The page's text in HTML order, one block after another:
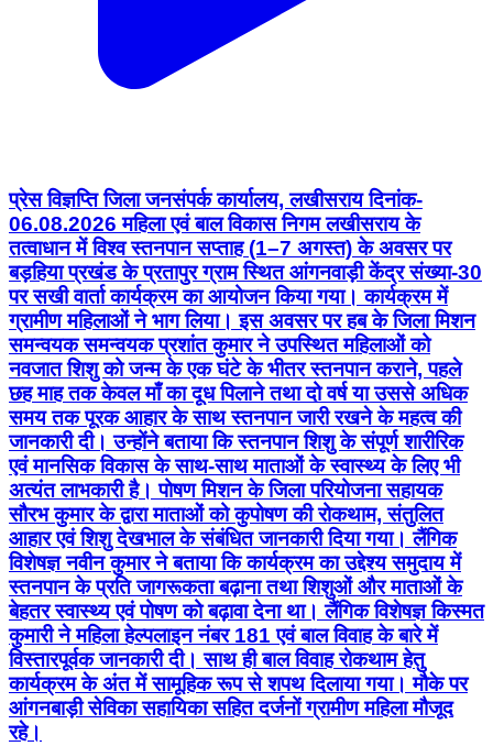
प्रेस विज्ञप्ति जिला जनसंपर्क कार्यालय, लखीसराय दिनांक-
06.08.2026 महिला एवं बाल विकास निगम लखीसराय के
तत्वाधान में विश्व स्तनपान सप्ताह (1–7 अगस्त) के अवसर पर
बड़हिया प्रखंड के प्रतापुर ग्राम स्थित आंगनवाड़ी केंद्र संख्या-30
पर सखी वार्ता कार्यक्रम का आयोजन किया गया। कार्यक्रम में
ग्रामीण महिलाओं ने भाग लिया। इस अवसर पर हब के जिला मिशन
समन्वयक समन्वयक प्रशांत कुमार ने उपस्थित महिलाओं को
नवजात शिशु को जन्म के एक घंटे के भीतर स्तनपान कराने, पहले
छह माह तक केवल माँ का दूध पिलाने तथा दो वर्ष या उससे अधिक
समय तक पूरक आहार के साथ स्तनपान जारी रखने के महत्व की
जानकारी दी। उन्होंने बताया कि स्तनपान शिशु के संपूर्ण शारीरिक
एवं मानसिक विकास के साथ-साथ माताओं के स्वास्थ्य के लिए भी
अत्यंत लाभकारी है। पोषण मिशन के जिला परियोजना सहायक
सौरभ कुमार के द्वारा माताओं को कुपोषण की रोकथाम, संतुलित
आहार एवं शिशु देखभाल के संबंधित जानकारी दिया गया। लैंगिक
विशेषज्ञ नवीन कुमार ने बताया कि कार्यक्रम का उद्देश्य समुदाय में
स्तनपान के प्रति जागरूकता बढ़ाना तथा शिशुओं और माताओं के
बेहतर स्वास्थ्य एवं पोषण को बढ़ावा देना था। लैंगिक विशेषज्ञ किस्मत
कुमारी ने महिला हेल्पलाइन नंबर 181 एवं बाल विवाह के बारे में
विस्तारपूर्वक जानकारी दी। साथ ही बाल विवाह रोकथाम हेतु
कार्यक्रम के अंत में सामूहिक रूप से शपथ दिलाया गया। मौके पर
आंगनबाड़ी सेविका सहायिका सहित दर्जनों ग्रामीण महिला मौजूद
रहे।